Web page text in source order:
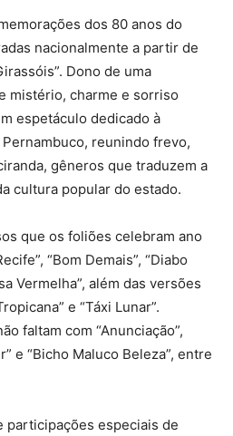
dos 80 anos do
nacionalmente a partir de
Dono de uma
mistério, charme e sorriso
espetáculo dedicado à
reunindo frevo,
gêneros que traduzem a
cultura popular do estado.
que os foliões celebram ano
“Bom Demais”, “Diabo
Vermelha”, além das versões
e “Táxi Lunar”.
faltam com “Anunciação”,
e “Bicho Maluco Beleza”, entre
participações especiais de